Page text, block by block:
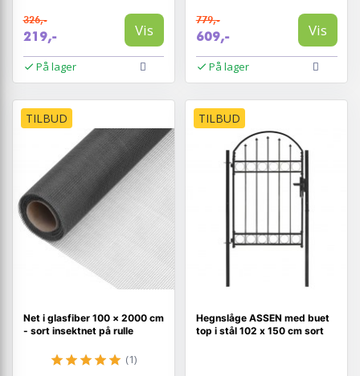
326,-
219,- Vis
På lager
779,-
609,- Vis
På lager
TILBUD
Net i glasfiber 100 × 2000 cm
- sort insektnet på rulle
(1)
TILBUD
Hegnslåge ASSEN med buet
top i stål 102 x 150 cm sort